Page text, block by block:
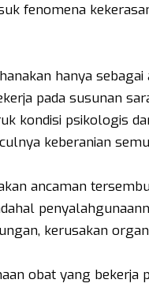
fenomena
hanya
pada susunan
kondisi psikologis
keberanian
ancaman
kerusakan
obat yang bekerja